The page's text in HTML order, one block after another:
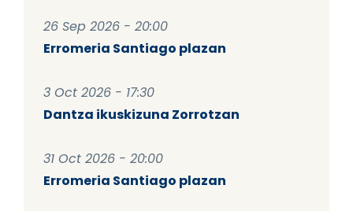
26 Sep 2026 - 20:00
Erromeria Santiago plazan
3 Oct 2026 - 17:30
Dantza ikuskizuna Zorrotzan
31 Oct 2026 - 20:00
Erromeria Santiago plazan